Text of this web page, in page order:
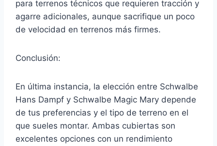
para terrenos técnicos que requieren tracción y
agarre adicionales, aunque sacrifique un poco
de velocidad en terrenos más firmes.
Conclusión:
En última instancia, la elección entre Schwalbe
Hans Dampf y Schwalbe Magic Mary depende
de tus preferencias y el tipo de terreno en el
que sueles montar. Ambas cubiertas son
excelentes opciones con un rendimiento